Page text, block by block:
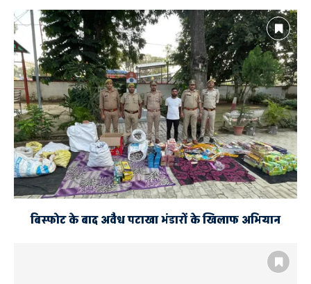
बिस्फोट के बाद अवैध पटाखा भंडारों के खिलाफ अभियान